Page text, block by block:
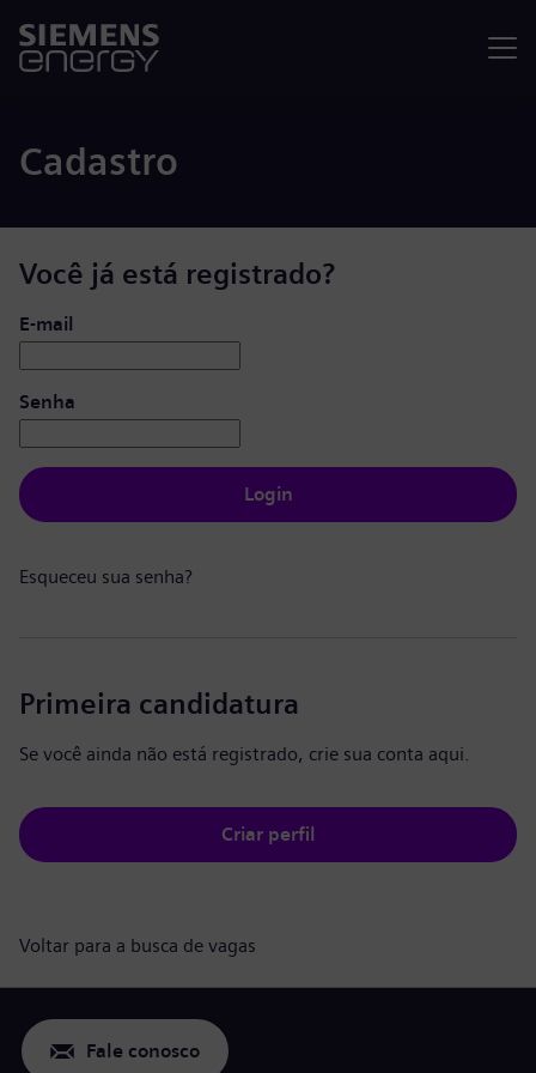
Cadastro
Você já está registrado?
Login: usuário e senha
E-mail
Senha
Login
Esqueceu sua senha?
Primeira candidatura
Se você ainda não está registrado, crie sua conta aqui.
Criar perfil
Voltar para a busca de vagas
Fale conosco